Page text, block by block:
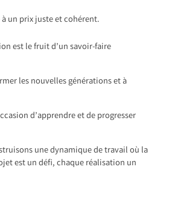
un prix juste et cohérent.
est le fruit d’un savoir-faire
les nouvelles générations et à
d’apprendre et de progresser
une dynamique de travail où la
est un défi, chaque réalisation un